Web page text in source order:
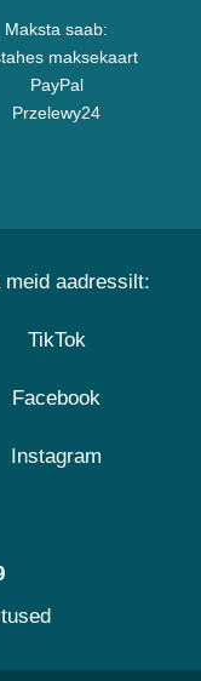
Maksta saab:
maksekaart
PayPal
Przelewy24
meid aadressilt:
TikTok
Facebook
Instagram